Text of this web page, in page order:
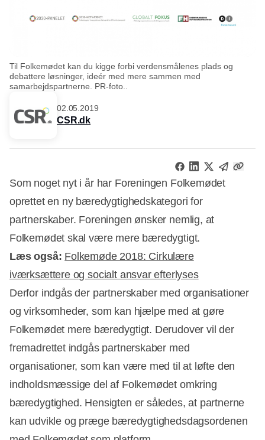
Til Folkemødet kan du kigge forbi verdensmålenes plads og
debattere løsninger, ideér med mere sammen med
samarbejdspartnerne. PR-foto..
02.05.2019
CSR.dk
Som noget nyt i år har Foreningen Folkemødet
oprettet en ny bæredygtighedskategori for
partnerskaber. Foreningen ønsker nemlig, at
Folkemødet skal være mere bæredygtigt.
Læs også: Folkemøde 2018: Cirkulære
iværksættere og socialt ansvar efterlyses
Derfor indgås der partnerskaber med organisationer
og virksomheder, som kan hjælpe med at gøre
Folkemødet mere bæredygtigt. Derudover vil der
fremadrettet indgås partnerskaber med
organisationer, som kan være med til at løfte den
indholdsmæssige del af Folkemødet omkring
bæredygtighed. Hensigten er således, at partnerne
kan udvikle og præge bæredygtighedsdagsordenen